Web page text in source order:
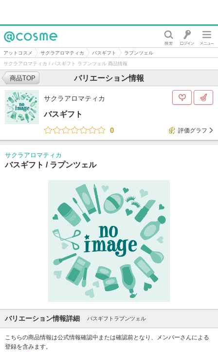
@cosme
アットコスメ サクラアロマティカ バスギフト
ラプンツェル
サクラアロマティカ / バスギフト ラプンツェル 商品情報
バリエーション情報
商品TOP
サクラアロマティカ
バスギフト
0
評価グラフ
サクラアロマティカ
バスギフト / ラプンツェル
バリエーション情報詳細 バスギフトラプンツェル
こちらの商品情報は公式情報確認中または確認前となり、メンバーさんによる
登録を含みます。